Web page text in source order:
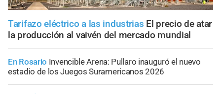
Tarifazo eléctrico a las industrias El precio de atar
la producción al vaivén del mercado mundial
En Rosario Invencible Arena: Pullaro inauguró el nuevo
estadio de los Juegos Suramericanos 2026